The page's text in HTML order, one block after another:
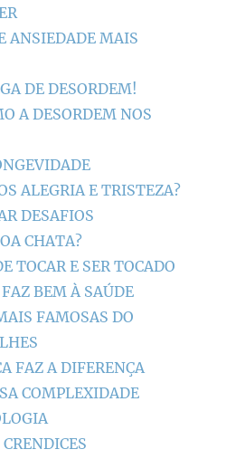
ANSIEDADE MAIS
DE DESORDEM!
A DESORDEM NOS
ALEGRIA E TRISTEZA?
DESAFIOS
CHATA?
TOCAR E SER TOCADO
BEM À SAÚDE
FAMOSAS DO
FAZ A DIFERENÇA
COMPLEXIDADE